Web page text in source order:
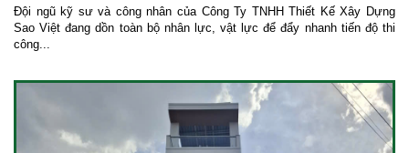
Đội ngũ kỹ sư và công nhân của Công Ty TNHH Thiết Kế Xây Dựng
Sao Việt đang dồn toàn bộ nhân lực, vật lực để đẩy nhanh tiến độ thi
công...